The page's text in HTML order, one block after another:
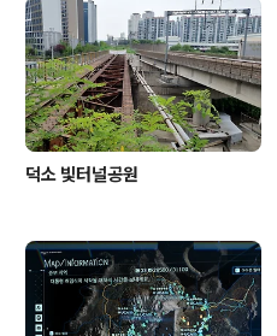
덕소 빛터널공원